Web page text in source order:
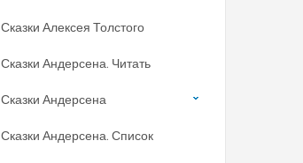
Сказки Алексея Толстого
Сказки Андерсена. Читать
Сказки Андерсена
Сказки Андерсена. Список